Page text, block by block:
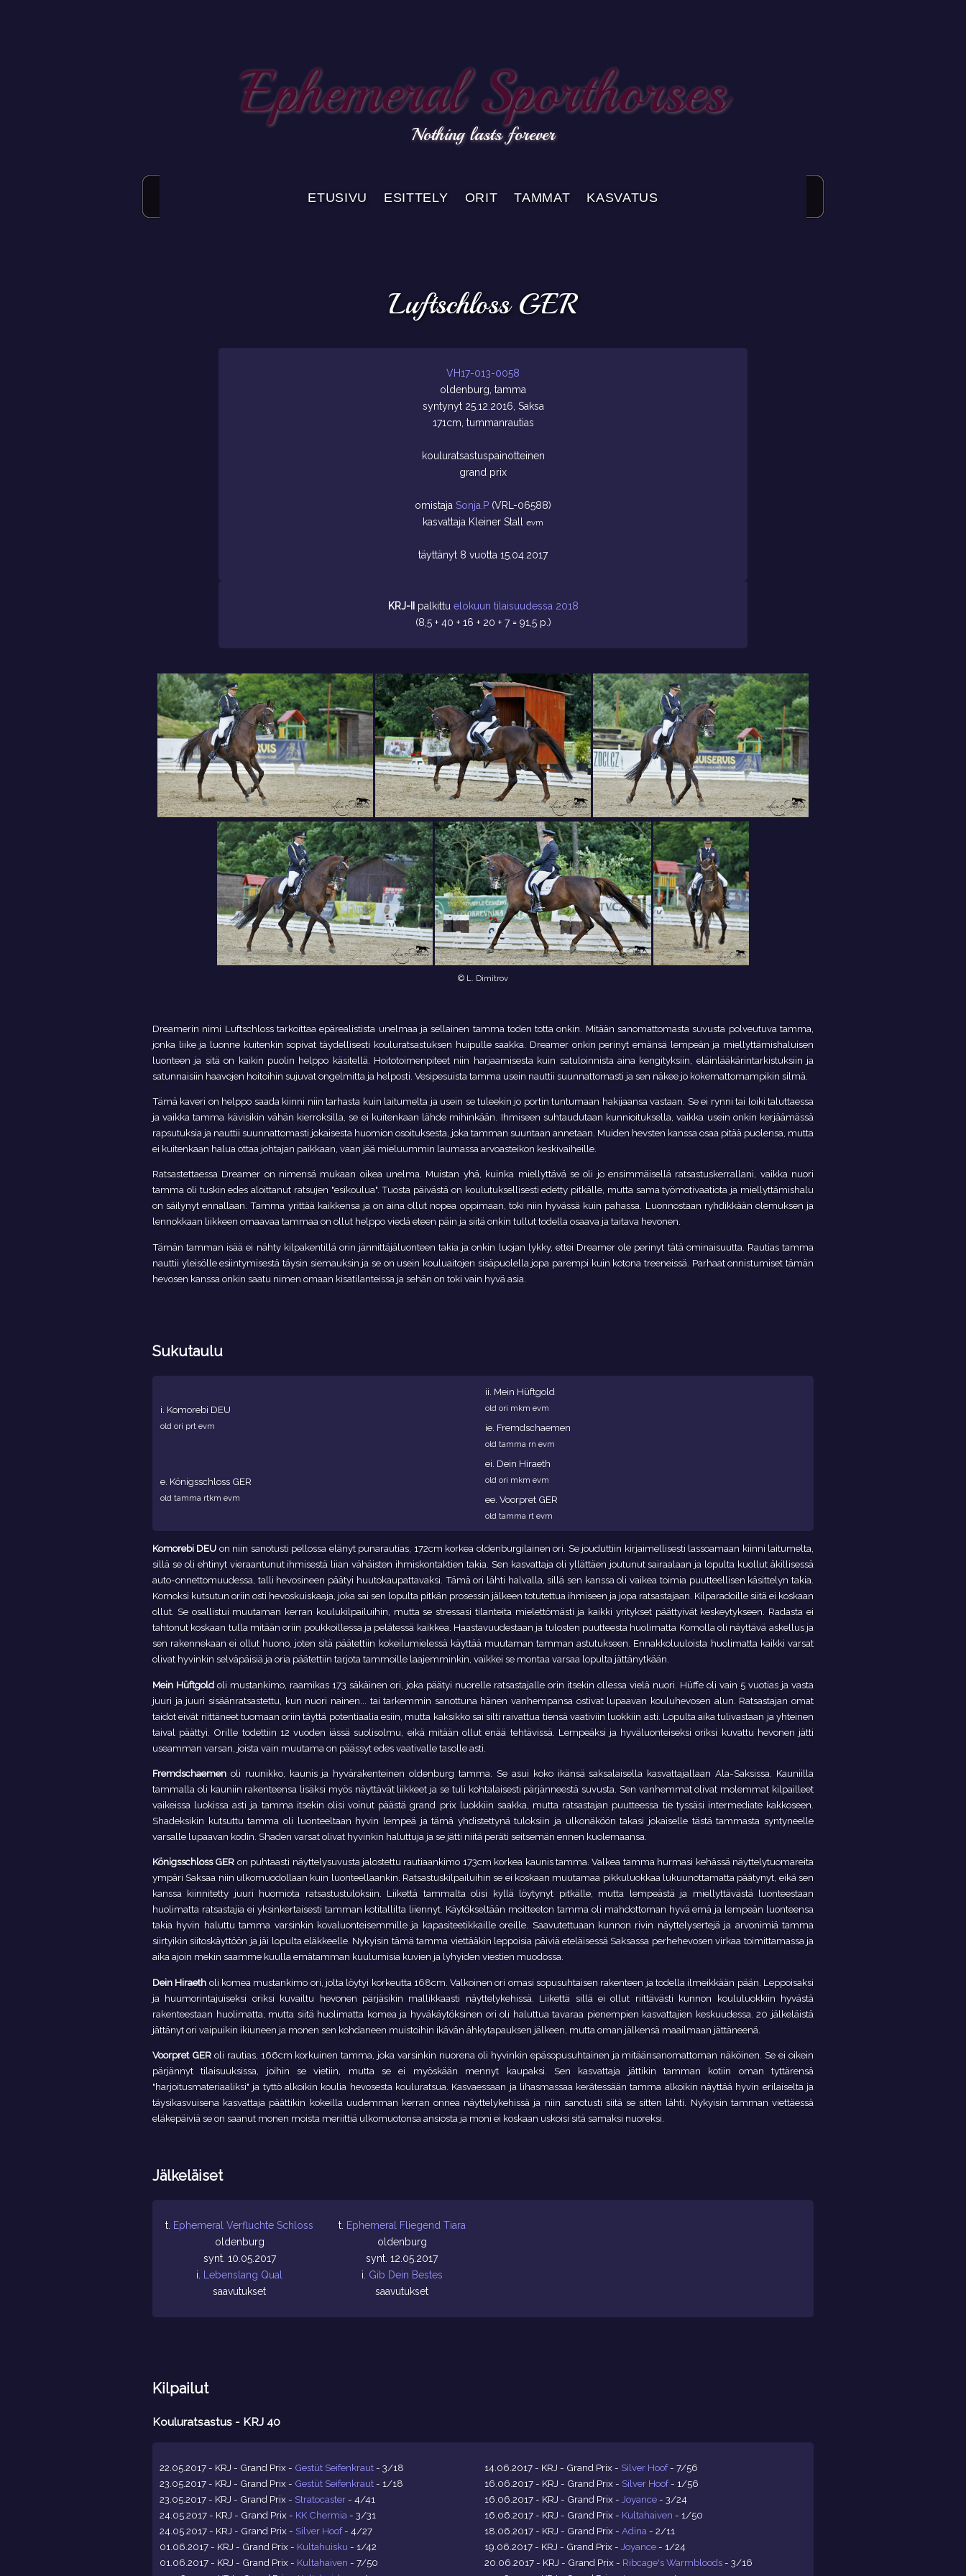
Ephemeral Sporthorses
Nothing lasts forever
ETUSIVU ESITTELY ORIT TAMMAT KASVATUS
Luftschloss GER
VH17-013-0058
oldenburg, tamma
syntynyt 25.12.2016, Saksa
171cm, tummanrautias
kouluratsastuspainotteinen
grand prix
omistaja Sonja.P (VRL-06588)
kasvattaja Kleiner Stall evm
täyttänyt 8 vuotta 15.04.2017
KRJ-IIpalkittu elokuun tilaisuudessa 2018
(8,5 + 40 + 16 + 20 + 7 = 91,5 p.)
© L. Dimitrov
Dreamerin nimi Luftschloss tarkoittaa epärealistista unelmaa ja sellainen tamma toden totta onkin. Mitään sanomattomasta suvusta polveutuva tamma,
jonka liike ja luonne kuitenkin sopivat täydellisesti kouluratsastuksen huipulle saakka. Dreamer onkin perinyt emänsä lempeän ja miellyttämishaluisen
luonteen ja sitä on kaikin puolin helppo käsitellä. Hoitotoimenpiteet niin harjaamisesta kuin satuloinnista aina kengityksiin, eläinlääkärintarkistuksiin ja
satunnaisiin haavojen hoitoihin sujuvat ongelmitta ja helposti. Vesipesuista tamma usein nauttii suunnattomasti ja sen näkee jo kokemattomampikin silmä.
Tämä kaveri on helppo saada kiinni niin tarhasta kuin laitumelta ja usein se tuleekin jo portin tuntumaan hakijaansa vastaan. Se ei rynni tai loiki taluttaessa
ja vaikka tamma kävisikin vähän kierroksilla, se ei kuitenkaan lähde mihinkään. Ihmiseen suhtaudutaan kunnioituksella, vaikka usein onkin kerjäämässä
rapsutuksia ja nauttii suunnattomasti jokaisesta huomion osoituksesta, joka tamman suuntaan annetaan. Muiden hevsten kanssa osaa pitää puolensa, mutta
ei kuitenkaan halua ottaa johtajan paikkaan, vaan jää mieluummin laumassa arvoasteikon keskivaiheille.
Ratsastettaessa Dreamer on nimensä mukaan oikea unelma. Muistan yhä, kuinka miellyttävä se oli jo ensimmäisellä ratsastuskerrallani, vaikka nuori
tamma oli tuskin edes aloittanut ratsujen "esikoulua". Tuosta päivästä on koulutuksellisesti edetty pitkälle, mutta sama työmotivaatiota ja miellyttämishalu
on säilynyt ennallaan. Tamma yrittää kaikkensa ja on aina ollut nopea oppimaan, toki niin hyvässä kuin pahassa. Luonnostaan ryhdikkään olemuksen ja
lennokkaan liikkeen omaavaa tammaa on ollut helppo viedä eteen päin ja siitä onkin tullut todella osaava ja taitava hevonen.
Tämän tamman isää ei nähty kilpakentillä orin jännittäjäluonteen takia ja onkin luojan lykky, ettei Dreamer ole perinyt tätä ominaisuutta. Rautias tamma
nauttii yleisölle esiintymisestä täysin siemauksin ja se on usein kouluaitojen sisäpuolella jopa parempi kuin kotona treeneissä. Parhaat onnistumiset tämän
hevosen kanssa onkin saatu nimen omaan kisatilanteissa ja sehän on toki vain hyvä asia.
Sukutaulu
i. Komorebi DEU
old ori prt evm
ii. Mein Hüftgold
old ori mkm evm
ie. Fremdschaemen
old tamma rn evm
e. Königsschloss GER
old tamma rtkm evm
ei. Dein Hiraeth
old ori mkm evm
ee. Voorpret GER
old tamma rt evm
Komorebi DEU on niin sanotusti pellossa elänyt punarautias, 172cm korkea oldenburgilainen ori. Se jouduttiin kirjaimellisesti lassoamaan kiinni laitumelta,
sillä se oli ehtinyt vieraantunut ihmisestä liian vähäisten ihmiskontaktien takia. Sen kasvattaja oli yllättäen joutunut sairaalaan ja lopulta kuollut äkillisessä
auto-onnettomuudessa, talli hevosineen päätyi huutokaupattavaksi. Tämä ori lähti halvalla, sillä sen kanssa oli vaikea toimia puutteellisen käsittelyn takia.
Komoksi kutsutun oriin osti hevoskuiskaaja, joka sai sen lopulta pitkän prosessin jälkeen totutettua ihmiseen ja jopa ratsastajaan. Kilparadoille siitä ei koskaan
ollut. Se osallistui muutaman kerran koulukilpailuihin, mutta se stressasi tilanteita mielettömästi ja kaikki yritykset päättyivät keskeytykseen. Radasta ei
tahtonut koskaan tulla mitään oriin poukkoillessa ja pelätessä kaikkea. Haastavuudestaan ja tulosten puutteesta huolimatta Komolla oli näyttävä askellus ja
sen rakennekaan ei ollut huono, joten sitä päätettiin kokeilumielessä käyttää muutaman tamman astutukseen. Ennakkoluuloista huolimatta kaikki varsat
olivat hyvinkin selväpäisiä ja oria päätettiin tarjota tammoille laajemminkin, vaikkei se montaa varsaa lopulta jättänytkään.
Mein Hüftgold oli mustankimo, raamikas 173 säkäinen ori, joka päätyi nuorelle ratsastajalle orin itsekin ollessa vielä nuori. Hüffe oli vain 5 vuotias ja vasta
juuri ja juuri sisäänratsastettu, kun nuori nainen... tai tarkemmin sanottuna hänen vanhempansa ostivat lupaavan kouluhevosen alun. Ratsastajan omat
taidot eivät riittäneet tuomaan oriin täyttä potentiaalia esiin, mutta kaksikko sai silti raivattua tiensä vaativiin luokkiin asti. Lopulta aika tulivastaan ja yhteinen
taival päättyi. Orille todettiin 12 vuoden iässä suolisolmu, eikä mitään ollut enää tehtävissä. Lempeäksi ja hyväluonteiseksi oriksi kuvattu hevonen jätti
useamman varsan, joista vain muutama on päässyt edes vaativalle tasolle asti.
Fremdschaemen oli ruunikko, kaunis ja hyvärakenteinen oldenburg tamma. Se asui koko ikänsä saksalaisella kasvattajallaan Ala-Saksissa. Kauniilla
tammalla oli kauniin rakenteensa lisäksi myös näyttävät liikkeet ja se tuli kohtalaisesti pärjänneestä suvusta. Sen vanhemmat olivat molemmat kilpailleet
vaikeissa luokissa asti ja tamma itsekin olisi voinut päästä grand prix luokkiin saakka, mutta ratsastajan puutteessa tie tyssäsi intermediate kakkoseen.
Shadeksikin kutsuttu tamma oli luonteeltaan hyvin lempeä ja tämä yhdistettynä tuloksiin ja ulkonäköön takasi jokaiselle tästä tammasta syntyneelle
varsalle lupaavan kodin. Shaden varsat olivat hyvinkin haluttuja ja se jätti niitä peräti seitsemän ennen kuolemaansa.
Königsschloss GER on puhtaasti näyttelysuvusta jalostettu rautiaankimo 173cm korkea kaunis tamma. Valkea tamma hurmasi kehässä näyttelytuomareita
ympäri Saksaa niin ulkomuodollaan kuin luonteellaankin. Ratsastuskilpailuihin se ei koskaan muutamaa pikkuluokkaa lukuunottamatta päätynyt, eikä sen
kanssa kiinnitetty juuri huomiota ratsastustuloksiin. Liikettä tammalta olisi kyllä löytynyt pitkälle, mutta lempeästä ja miellyttävästä luonteestaan
huolimatta ratsastajia ei yksinkertaisesti tamman kotitallilta liiennyt. Käytökseltään moitteeton tamma oli mahdottoman hyvä emä ja lempeän luonteensa
takia hyvin haluttu tamma varsinkin kovaluonteisemmille ja kapasiteetikkaille oreille. Saavutettuaan kunnon rivin näyttelysertejä ja arvonimiä tamma
siirtyikin siitoskäyttöön ja jäi lopulta eläkkeelle. Nykyisin tämä tamma viettääkin leppoisia päiviä eteläisessä Saksassa perhehevosen virkaa toimittamassa ja
aika ajoin mekin saamme kuulla emätamman kuulumisia kuvien ja lyhyiden viestien muodossa.
Dein Hiraeth oli komea mustankimo ori, jolta löytyi korkeutta 168cm. Valkoinen ori omasi sopusuhtaisen rakenteen ja todella ilmeikkään pään. Leppoisaksi
ja huumorintajuiseksi oriksi kuvailtu hevonen pärjäsikin mallikkaasti näyttelykehissä. Liikettä sillä ei ollut riittävästi kunnon koululuokkiin hyvästä
rakenteestaan huolimatta, mutta siitä huolimatta komea ja hyväkäytöksinen ori oli haluttua tavaraa pienempien kasvattajien keskuudessa. 20 jälkeläistä
jättänyt ori vaipuikin ikiuneen ja monen sen kohdaneen muistoihin ikävän ähkytapauksen jälkeen, mutta oman jälkensä maailmaan jättäneenä.
Voorpret GERoli rautias, 166cm korkuinen tamma, joka varsinkin nuorena oli hyvinkin epäsopusuhtainen ja mitäänsanomattoman näköinen. Se ei oikein
pärjännyt tilaisuuksissa, joihin se vietiin, mutta se ei myöskään mennyt kaupaksi. Sen kasvattaja jättikin tamman kotiin oman tyttärensä
"harjoitusmateriaaliksi" ja tyttö alkoikin koulia hevosesta kouluratsua. Kasvaessaan ja lihasmassaa kerätessään tamma alkoikin näyttää hyvin erilaiselta ja
täysikasvuisena kasvattaja päättikin kokeilla uudemman kerran onnea näyttelykehissä ja niin sanotusti siitä se sitten lähti. Nykyisin tamman viettäessä
eläkepäiviä se on saanut monen moista meriittiä ulkomuotonsa ansiosta ja moni ei koskaan uskoisi sitä samaksi nuoreksi.
Jälkeläiset
t. Ephemeral Verfluchte Schloss
oldenburg
synt. 10.05.2017
i. Lebenslang Qual
saavutukset
t. Ephemeral Fliegend Tiara
oldenburg
synt. 12.05.2017
i. Gib Dein Bestes
saavutukset
Kilpailut
Kouluratsastus - KRJ 40
22.05.2017 - KRJ - Grand Prix - Gestüt Seifenkraut- 3/18
23.05.2017 - KRJ - Grand Prix - Gestüt Seifenkraut- 1/18
23.05.2017 - KRJ - Grand Prix - Stratocaster- 4/41
24.05.2017 - KRJ - Grand Prix - KK Chermia - 3/31
24.05.2017 - KRJ - Grand Prix - Silver Hoof- 4/27
01.06.2017 - KRJ - Grand Prix - Kultahuisku - 1/42
01.06.2017 - KRJ - Grand Prix - Kultahaiven - 7/50
14.06.2017 - KRJ - Grand Prix - Silver Hoof- 7/56
16.06.2017 - KRJ - Grand Prix - Silver Hoof- 1/56
16.06.2017 - KRJ - Grand Prix - Joyance- 3/24
16.06.2017 - KRJ - Grand Prix - Kultahaiven - 1/50
18.06.2017 - KRJ - Grand Prix - Adina - 2/11
19.06.2017 - KRJ - Grand Prix - Joyance- 1/24
20.06.2017 - KRJ - Grand Prix - Ribcage's Warmbloods- 3/16